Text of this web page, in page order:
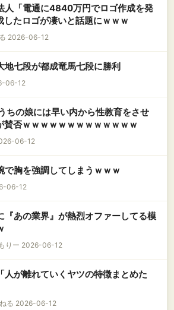
人「電通に4840万円でロゴ作成を発
たロゴが凄いと話題にｗｗｗ
2026-06-12
地七段が都成竜馬七段に勝利
06-12
ちの娘には早い内から性教育をさせ
否ｗｗｗｗｗｗｗｗｗｗｗｗｗ
06-12
で胸を強調してしまうｗｗｗ
06-12
『あの業界』が熱烈オファーしてる模
りー 2026-06-12
人が離れていくヤツの特徴まとめた
る 2026-06-12